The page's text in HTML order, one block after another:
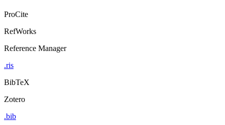
ProCite
RefWorks
Reference Manager
.ris
BibTeX
Zotero
.bib